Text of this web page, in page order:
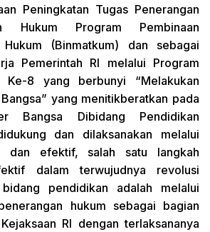
Peningkatan Tugas Penerangan
Hukum Program Pembinaan
(Binmatkum) dan sebagai
Pemerintah RI melalui Program
8 yang berbunyi “Melakukan
yang menitikberatkan pada
Bangsa Dibidang Pendidikan
dan dilaksanakan melalui
dan efektif, salah satu langkah
dalam terwujudnya revolusi
pendidikan adalah melalui
hukum sebagai bagian
RI dengan terlaksananya